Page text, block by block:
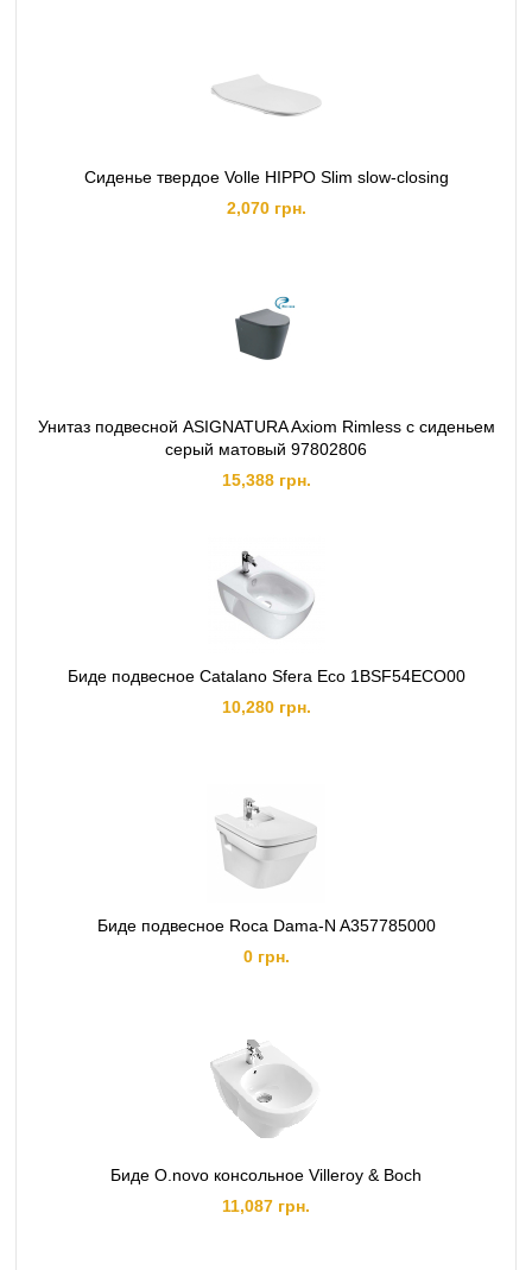
Сиденье твердое Volle HIPPO Slim slow-closing
2,070 грн.
Унитаз подвесной ASIGNATURA Axiom Rimless с сиденьем
серый матовый 97802806
15,388 грн.
Биде подвесное Catalano Sfera Eco 1BSF54ECO00
10,280 грн.
Биде подвесное Roca Dama-N A357785000
0 грн.
Биде O.novo консольное Villeroy & Boch
11,087 грн.